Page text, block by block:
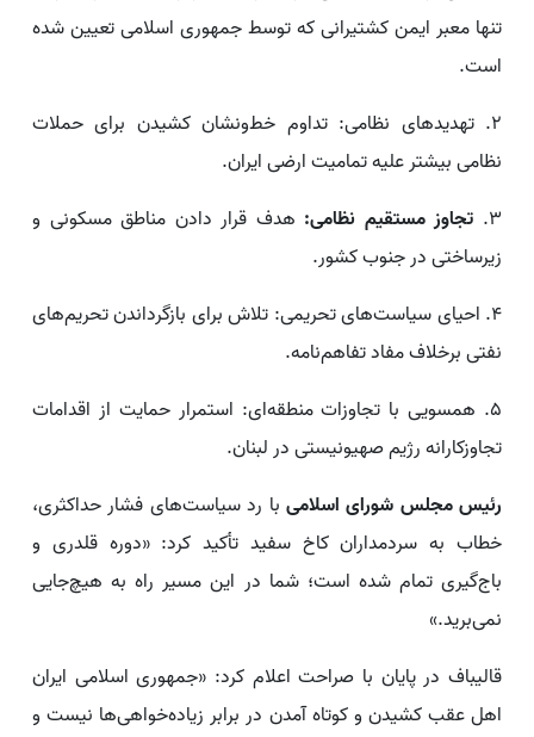
تنها معبر ایمن کشتیرانی که توسط جمهوری اسلامی تعیین شده
است.
۲. تهدیدهای نظامی: تداوم خط‌ونشان کشیدن برای حملات
نظامی بیشتر علیه تمامیت ارضی ایران.
۳. تجاوز مستقیم نظامی: هدف قرار دادن مناطق مسکونی و
زیرساختی در جنوب کشور.
۴. احیای سیاست‌های تحریمی: تلاش برای بازگرداندن تحریم‌های
نفتی برخلاف مفاد تفاهم‌نامه.
۵. همسویی با تجاوزات منطقه‌ای: استمرار حمایت از اقدامات
تجاوزکارانه رژیم صهیونیستی در لبنان.
رئیس مجلس شورای اسلامی با رد سیاست‌های فشار حداکثری،
خطاب به سردمداران کاخ سفید تأکید کرد: «دوره قلدری و
باج‌گیری تمام شده است؛ شما در این مسیر راه به هیچ‌جایی
نمی‌برید.»
قالیباف در پایان با صراحت اعلام کرد: «جمهوری اسلامی ایران
اهل عقب کشیدن و کوتاه آمدن در برابر زیاده‌خواهی‌ها نیست و